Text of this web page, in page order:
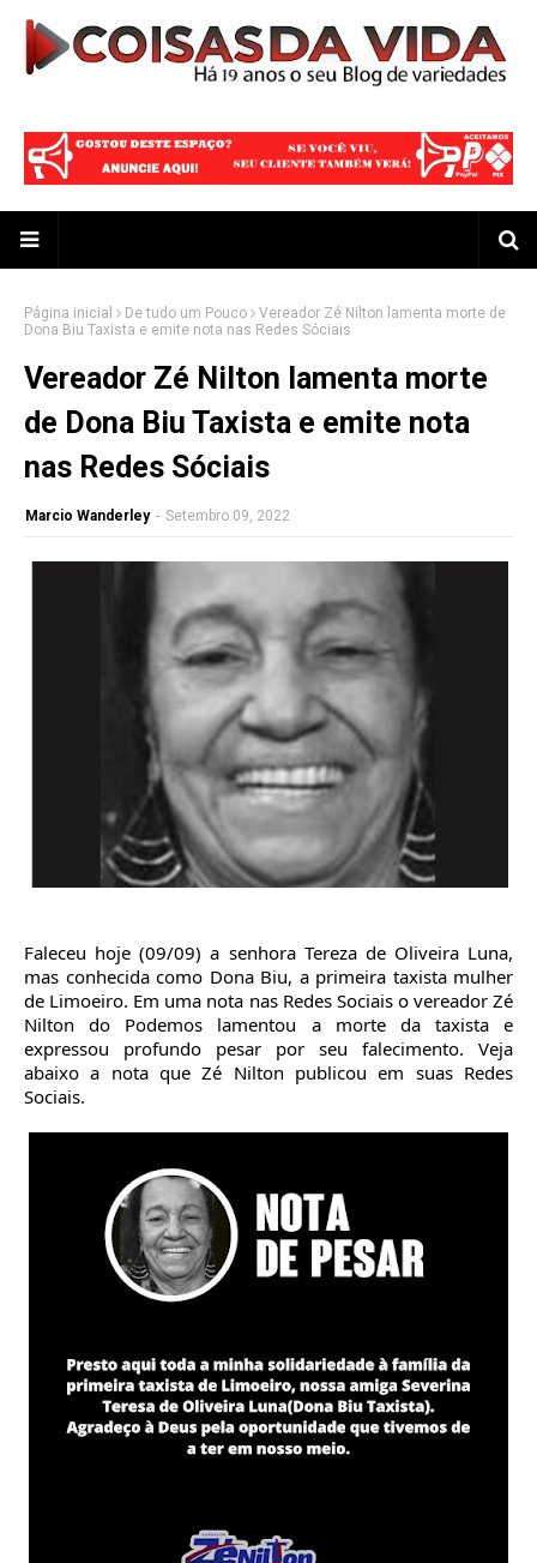
Página inicial De tudo um Pouco
Vereador Zé Nilton lamenta morte de
Dona Biu Taxista e emite nota nas Redes Sóciais
Vereador Zé Nilton lamenta morte
de Dona Biu Taxista e emite nota
nas Redes Sóciais
Marcio Wanderley - Setembro 09, 2022
Faleceu hoje (09/09) a senhora Tereza de Oliveira Luna,
mas conhecida como Dona Biu, a primeira taxista mulher
de Limoeiro. Em uma nota nas Redes Sociais o vereador Zé
Nilton do Podemos lamentou a morte da taxista e
expressou profundo pesar por seu falecimento. Veja
abaixo a nota que Zé Nilton publicou em suas Redes
Sociais.